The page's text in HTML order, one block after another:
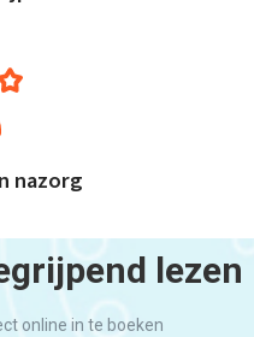
nazorg
lezen
online in te boeken